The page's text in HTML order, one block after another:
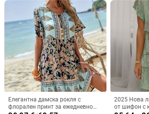
Елегантна дамска рокля с
флорален принт за ежедневно
2025 Нова
от шифон с